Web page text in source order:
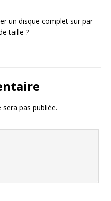
un disque complet sur par
taille ?
pas publiée.